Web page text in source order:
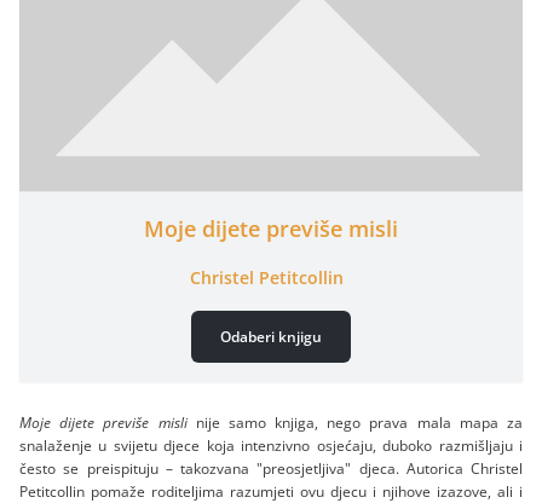
Moje dijete previše misli
Christel Petitcollin
Odaberi knjigu
Moje dijete previše mislinije samo knjiga, nego prava mala mapa za
snalaženje u svijetu djece koja intenzivno osjećaju, duboko razmišljaju i
često se preispituju – takozvana "preosjetljiva" djeca. Autorica Christel
Petitcollin pomaže roditeljima razumjeti ovu djecu i njihove izazove, ali i